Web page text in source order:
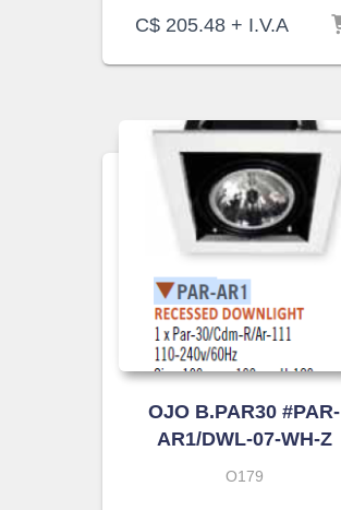
C$ 205.48 + I.V.A
OJO B.PAR30 #PAR-
AR1/DWL-07-WH-Z
O179